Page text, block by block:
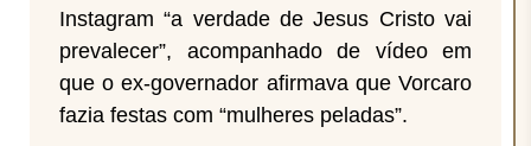
Instagram “a verdade de Jesus Cristo vai
prevalecer”, acompanhado de vídeo em
que o ex-governador afirmava que Vorcaro
fazia festas com “mulheres peladas”.